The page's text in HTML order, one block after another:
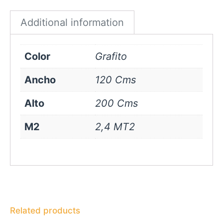
Additional information
Color
Grafito
Ancho
120 Cms
Alto
200 Cms
M2
2,4 MT2
Related products